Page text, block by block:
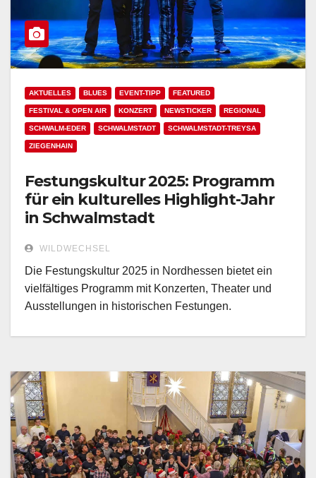
AKTUELLES BLUES EVENT-TIPP FEATURED
FESTIVAL & OPEN AIR KONZERT NEWSTICKER REGIONAL
SCHWALM-EDER SCHWALMSTADT SCHWALMSTADT-TREYSA
ZIEGENHAIN
Festungskultur 2025: Programm
für ein kulturelles Highlight-Jahr
in Schwalmstadt
WILDWECHSEL
Die Festungskultur 2025 in Nordhessen bietet ein
vielfältiges Programm mit Konzerten, Theater und
Ausstellungen in historischen Festungen.